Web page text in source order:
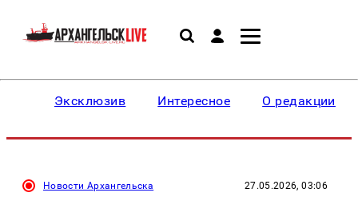
Эксклюзив Интересное О редакции
Новости Архангельска 27.05.2026, 03:06